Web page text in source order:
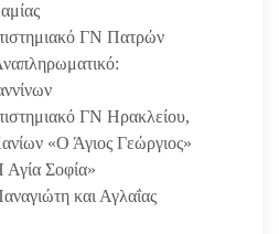
ΓΝ Πατρών
ΓΝ Ηρακλείου,
«Ο Άγιος Γεώργιος»
Σοφία»
και Αγλαΐας